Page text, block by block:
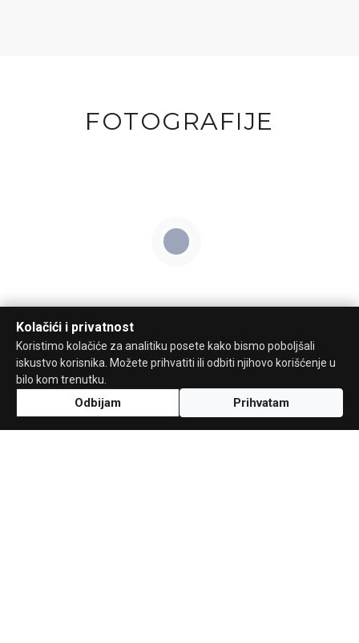
FOTOGRAFIJE
Kolačići i privatnost
Koristimo kolačiće za analitiku posete kako bismo poboljšali
iskustvo korisnika. Možete prihvatiti ili odbiti njihovo korišćenje u
bilo kom trenutku.
Odbijam Prihvatam